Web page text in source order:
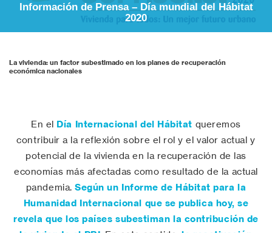
Información de Prensa – Día mundial del Hábitat
2020
La vivienda: un factor subestimado en los planes de recuperación
económica nacionales
En el Día Internacional del Hábitat queremos
contribuir a la reflexión sobre el rol y el valor actual y
potencial de la vivienda en la recuperación de las
economías más afectadas como resultado de la actual
pandemia.Según un Informe de Hábitat para la
Humanidad Internacional que se publica hoy, se
revela que los países subestiman la contribución de